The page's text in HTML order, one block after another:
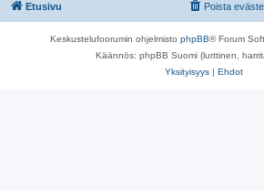
Etusivu Poista
Keskustelufoorumin ohjelmisto phpBB® Forum
Käännös: phpBB Suomi (lurttinen,
Yksityisyys | Ehdot